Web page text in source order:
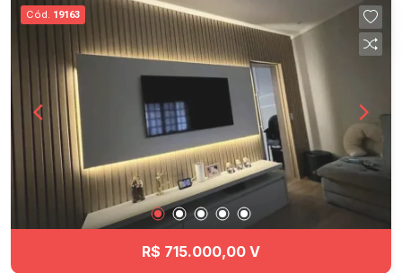
Cód. 19163
R$ 715.000,00 V